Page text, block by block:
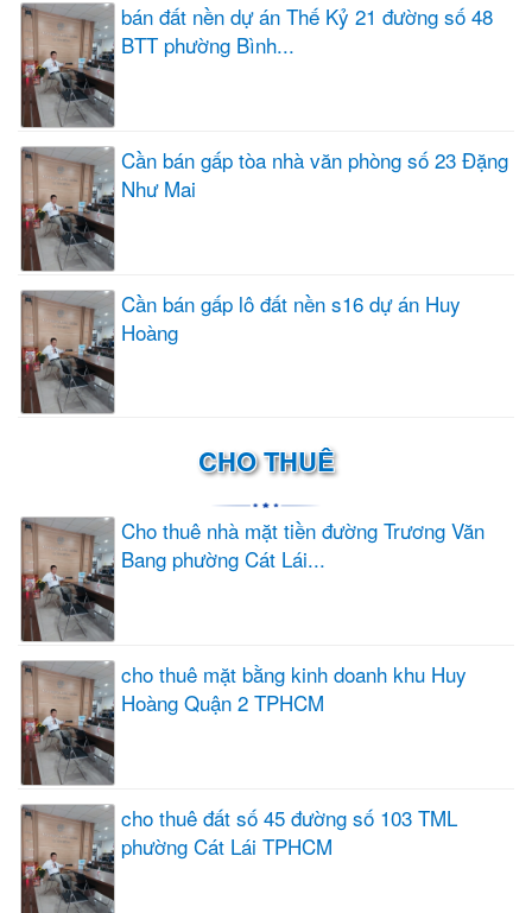
bán đất nền dự án Thế Kỷ 21 đường số 48
BTT phường Bình...
Cần bán gấp tòa nhà văn phòng số 23 Đặng
Như Mai
Cần bán gấp lô đất nền s16 dự án Huy
Hoàng
CHO THUÊ
Cho thuê nhà mặt tiền đường Trương Văn
Bang phường Cát Lái...
cho thuê mặt bằng kinh doanh khu Huy
Hoàng Quận 2 TPHCM
cho thuê đất số 45 đường số 103 TML
phường Cát Lái TPHCM